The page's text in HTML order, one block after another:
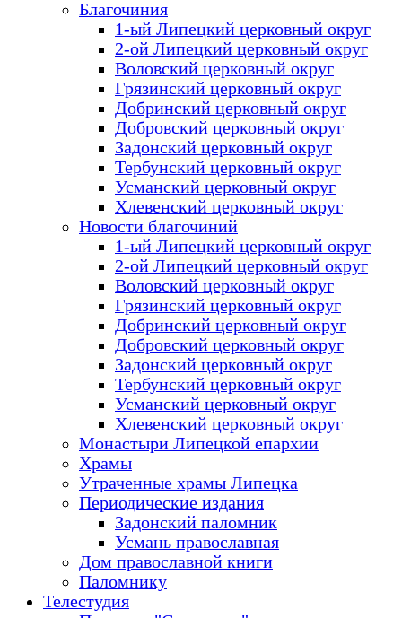
Благочиния
1-ый Липецкий церковный округ
2-ой Липецкий церковный округ
Воловский церковный округ
Грязинский церковный округ
Добринский церковный округ
Добровский церковный округ
Задонский церковный округ
Тербунский церковный округ
Усманский церковный округ
Хлевенский церковный округ
Новости благочиний
1-ый Липецкий церковный округ
2-ой Липецкий церковный округ
Воловский церковный округ
Грязинский церковный округ
Добринский церковный округ
Добровский церковный округ
Задонский церковный округ
Тербунский церковный округ
Усманский церковный округ
Хлевенский церковный округ
Монастыри Липецкой епархии
Храмы
Утраченные храмы Липецка
Периодические издания
Задонский паломник
Усмань православная
Дом православной книги
Паломнику
Телестудия